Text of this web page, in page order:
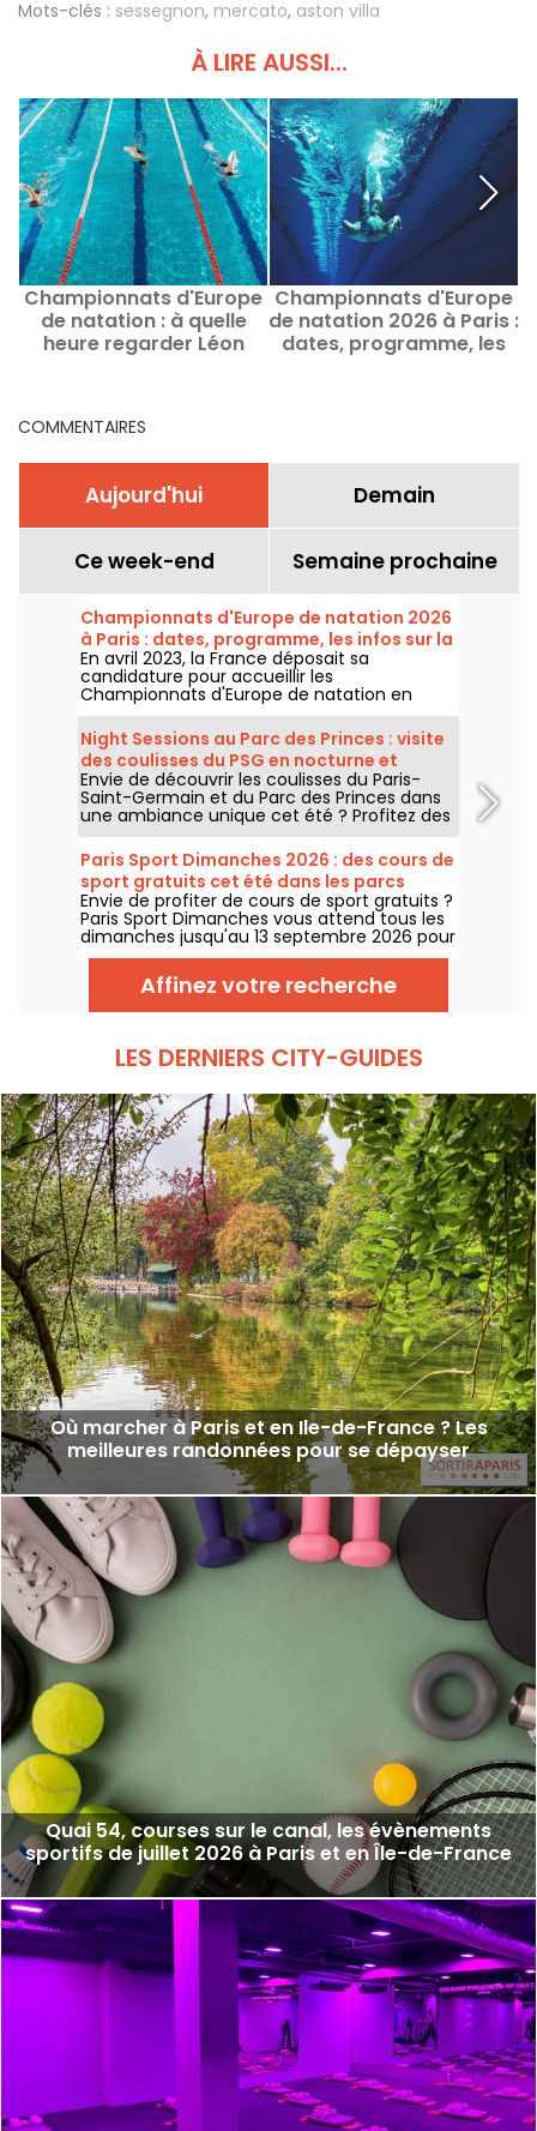
Mots-clés : sessegnon, mercato, aston villa
À LIRE AUSSI...
Championnats d'Europe
de natation : à quelle
heure regarder Léon
Championnats d'Europe
de natation 2026 à Paris :
dates, programme, les
COMMENTAIRES
Aujourd'hui Demain
Ce week-end Semaine prochaine
Championnats d'Europe de natation 2026
à Paris : dates, programme, les infos sur la
compétition
En avril 2023, la France déposait sa
candidature pour accueillir les
Championnats d'Europe de natation en
2026. Du 31 juillet au 16 août, le Centre
Aquatique Olympique vous attend pour
encourager nos nageurs. Voici toutes les
informations à connaître sur la compétition
et les épreuves !
Night Sessions au Parc des Princes : visite
des coulisses du PSG en nocturne et
guinguette festive avec DJ sets
Envie de découvrir les coulisses du Paris-
Saint-Germain et du Parc des Princes dans
une ambiance unique cet été ? Profitez des
night sessions pour accéder au stade de
nuit et profiter de nombreuses animations
festives. Voici le programme pour cet été
2026 !
Paris Sport Dimanches 2026 : des cours de
sport gratuits cet été dans les parcs
parisiens
Envie de profiter de cours de sport gratuits ?
Paris Sport Dimanches vous attend tous les
dimanches jusqu'au 13 septembre 2026 pour
des séances sportives gratuites et sans
inscription !Affinez votre recherche
LES DERNIERS CITY-GUIDES
Où marcher à Paris et en Ile-de-France ? Les
meilleures randonnées pour se dépayser
Quai 54, courses sur le canal, les évènements
sportifs de juillet 2026 à Paris et en Île-de-France